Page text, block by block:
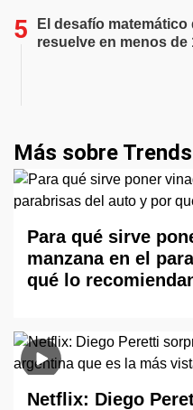
El desafío
resuelve en menos de
Más sobre Trends
Para qué sirve
manzana en el
qué lo
Netflix: Diego